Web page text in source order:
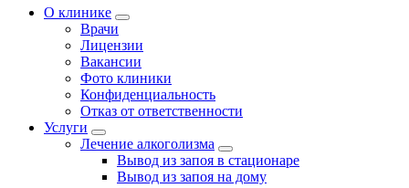
О клинике
Врачи
Лицензии
Вакансии
Фото клиники
Конфиденциальность
Отказ от ответственности
Услуги
Лечение алкоголизма
Вывод из запоя в стационаре
Вывод из запоя на дому